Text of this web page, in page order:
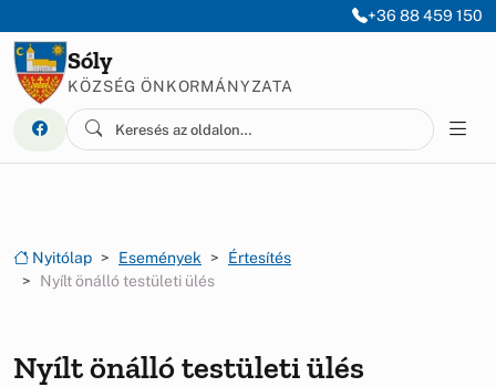
+36 88 459 150
Sóly
KÖZSÉG ÖNKORMÁNYZATA
Nyitólap Események
Értesítés
Nyílt önálló testületi ülés
Nyílt önálló testületi ülés